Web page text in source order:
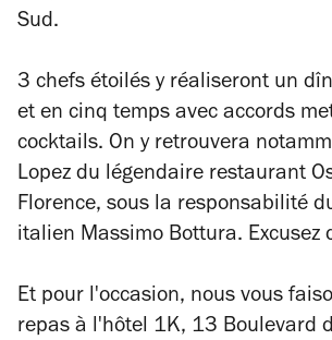
Sud.
3 chefs étoilés y réaliseront un
et en cinq temps avec accords
cocktails. On y retrouvera
Lopez du légendaire restaurant
Florence, sous la responsabilité
italien Massimo Bottura. Excusez
Et pour l'occasion, nous vous
repas à l'hôtel 1K, 13 Boulevard